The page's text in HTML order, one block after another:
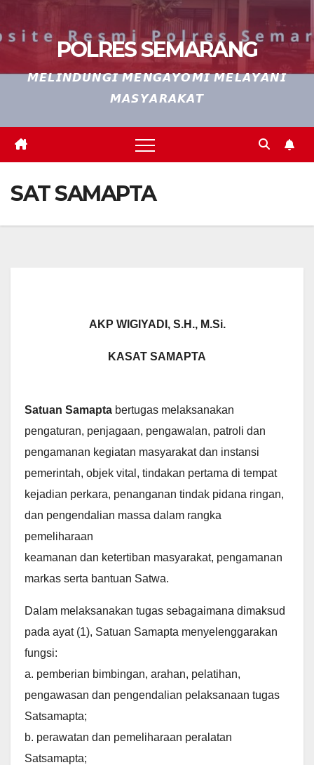
POLRES SEMARANG
𝙈𝙀𝙇𝙄𝙉𝘿𝙐𝙉𝙂𝙄 𝙈𝙀𝙉𝙂𝘼𝙔𝙊𝙈𝙄 𝙈𝙀𝙇𝘼𝙔𝘼𝙉𝙄
𝙈𝘼𝙎𝙔𝘼𝙍𝘼𝙆𝘼𝙏
SAT SAMAPTA
AKP WIGIYADI, S.H., M.Si.
KASAT SAMAPTA
Satuan Samapta bertugas melaksanakan
pengaturan, penjagaan, pengawalan, patroli dan
pengamanan kegiatan masyarakat dan instansi
pemerintah, objek vital, tindakan pertama di tempat
kejadian perkara, penanganan tindak pidana ringan,
dan pengendalian massa dalam rangka
pemeliharaan
keamanan dan ketertiban masyarakat, pengamanan
markas serta bantuan Satwa.
Dalam melaksanakan tugas sebagaimana dimaksud
pada ayat (1), Satuan Samapta menyelenggarakan
fungsi:
a. pemberian bimbingan, arahan, pelatihan,
pengawasan dan pengendalian pelaksanaan tugas
Satsamapta;
b. perawatan dan pemeliharaan peralatan
Satsamapta;